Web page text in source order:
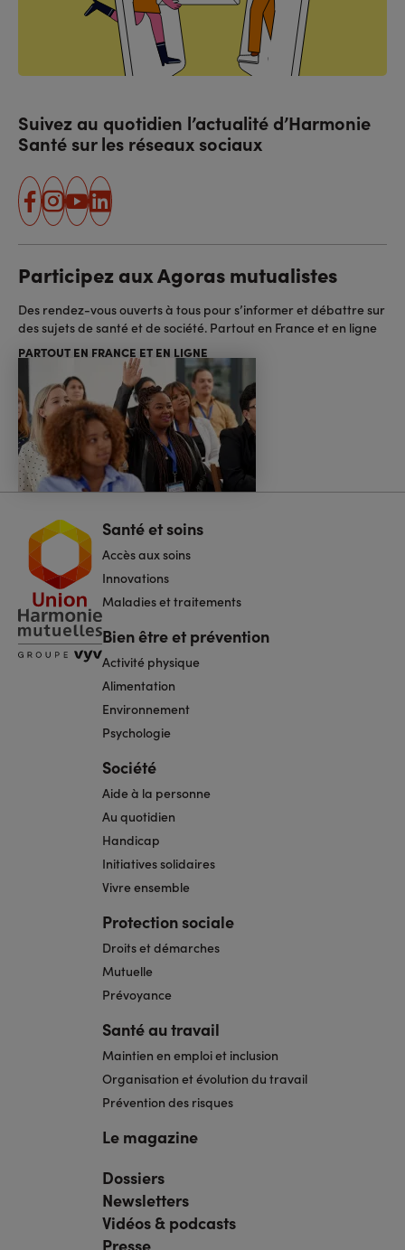
Suivez au quotidien l’actualité d’Harmonie
Santé sur les réseaux sociaux
facebook
instagram
youtube
linkedin
Participez aux Agoras mutualistes
Des rendez-vous ouverts à tous pour s’informer et débattre sur
des sujets de santé et de société. Partout en France et en ligne
PARTOUT EN FRANCE ET EN LIGNE
Navigation
de
page
Santé et soins
Accès aux soins
Innovations
Maladies et traitements
Bien être et prévention
Activité physique
Alimentation
Environnement
Psychologie
Société
Aide à la personne
Au quotidien
Handicap
Initiatives solidaires
Vivre ensemble
Protection sociale
Droits et démarches
Mutuelle
Prévoyance
Santé au travail
Maintien en emploi et inclusion
Organisation et évolution du travail
Prévention des risques
Le magazine
Navigation
pied
de
page
bis
Dossiers
Newsletters
Vidéos & podcasts
Presse